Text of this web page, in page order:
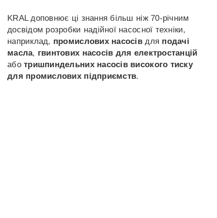
KRAL доповнює ці знання більш ніж 70-річним
досвідом розробки надійної насосної техніки,
наприклад, промислових насосів для подачі
масла, гвинтових насосів для електростанцій
аботришпиндельних насосів високого тиску
для промислових підприємств.